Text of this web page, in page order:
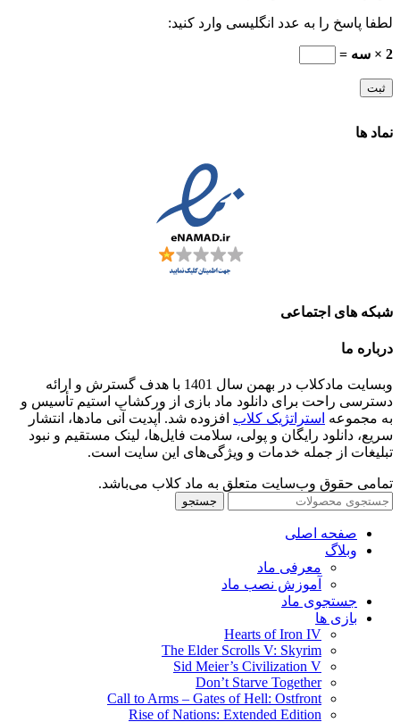
لطفا پاسخ را به عدد انگلیسی وارد کنید:
2 × سه =
نماد ها
شبکه های اجتماعی
درباره ما
وبسایت مادکلاب در بهمن سال 1401 با هدف گسترش و ارائه
دسترسی راحت برای دانلود ماد بازی از ورکشاپ استیم تأسیس و
به مجموعه استراتژیک کلاب افزوده شد. آپدیت آنی مادها، انتشار
سریع، دانلود رایگان و پولی، سلامت فایل‌ها، لینک مستقیم و نبود
تبلیغات از جمله خدمات و ویژگی‌های این سایت است.
تمامی حقوق وب‌سایت متعلق به ماد کلاب می‌باشد.
جستجو
صفحه اصلی
وبلاگ
معرفی ماد
آموزش نصب ماد
جستجوی ماد
بازی ها
Hearts of Iron IV
The Elder Scrolls V: Skyrim
Sid Meier’s Civilization V
Don’t Starve Together
Call to Arms – Gates of Hell: Ostfront
Rise of Nations: Extended Edition